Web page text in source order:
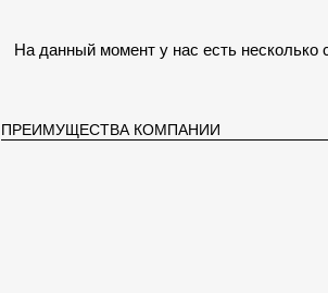
На данный момент у нас есть несколько
ПРЕИМУЩЕСТВА КОМПАНИИ